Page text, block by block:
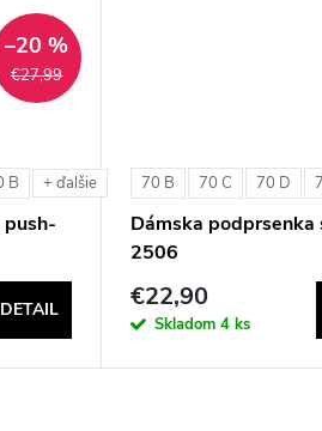
€27,99
–20 %
B + ďalšie
DETAIL
70 B 70 C 70 D
Dámska podprsenka
2506
€22,90
Skladom4 ks